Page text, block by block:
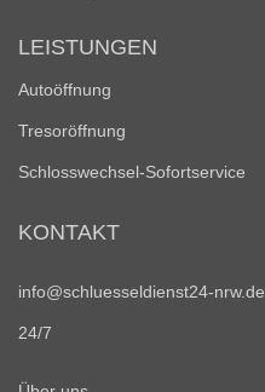
LEISTUNGEN
Autoöffnung
Tresoröffnung
Schlosswechsel-Sofortservice
KONTAKT
info@schluesseldienst24-nrw.de
24/7